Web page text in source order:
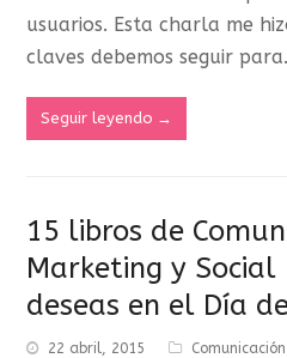
usuarios. Esta charla me
claves debemos seguir
Seguir leyendo →
15 libros de
Marketing y Social
deseas en el Día
22 abril, 2015 Comunicación